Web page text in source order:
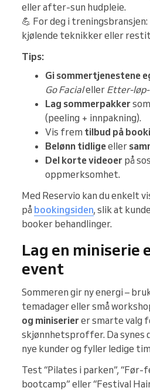
eller after-sun hudpleie.
💪 For deg i treningsbransjen:
kjølende teknikker eller
Tips:
Gi sommertjenestene
Go Facialeller Etter-løp-
Lag sommerpakkersom
(peeling + innpakning).
Vis frem tilbud på
Belønn tidligeeller
Del korte videoer på
oppmerksomhet.
Med Reservio kan du enkelt
på bookingsiden, slik at
booker behandlinger.
Lag en miniserie
event
Sommeren gir ny energi –
temadager eller små
og miniserierer smarte valg
skjønnhetsproffer. Da synes
nye kunder og fyller ledige
Test “Pilates i parken”, “Før-
bootcamp” eller “Festival